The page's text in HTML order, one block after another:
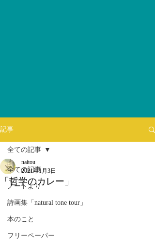
記事
全ての記事
ノートより
詩画集「natural tone tour」
本のこと
フリーペーパー
全ての記事
「哲学のカレー」
naitou
2021年1月3日